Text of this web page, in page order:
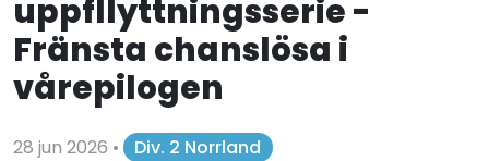
uppfllyttningsserie -
Fränsta chanslösa i
vårepilogen
28 jun 2026 • Div. 2 Norrland